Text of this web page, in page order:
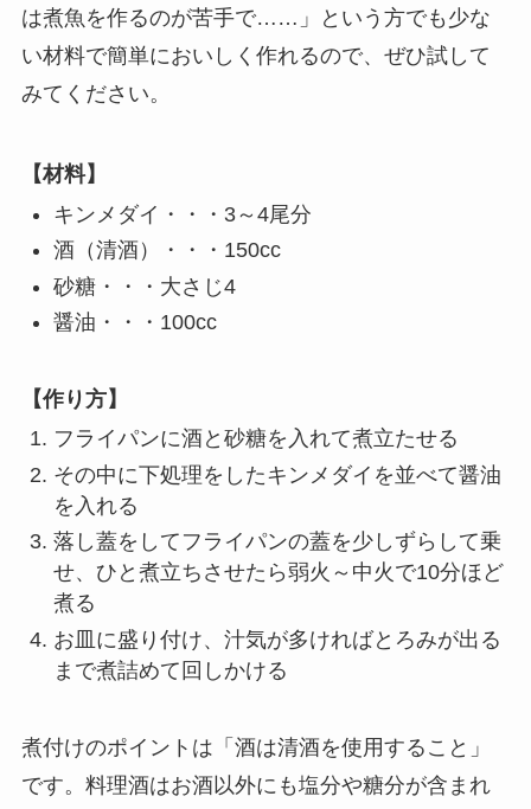
は煮魚を作るのが苦手で……」という方でも少な
い材料で簡単においしく作れるので、ぜひ試して
みてください。
【材料】
キンメダイ・・・3～4尾分
酒（清酒）・・・150cc
砂糖・・・大さじ4
醤油・・・100cc
【作り方】
フライパンに酒と砂糖を入れて煮立たせる
その中に下処理をしたキンメダイを並べて醤油
を入れる
落し蓋をしてフライパンの蓋を少しずらして乗
せ、ひと煮立ちさせたら弱火～中火で10分ほど
煮る
お皿に盛り付け、汁気が多ければとろみが出る
まで煮詰めて回しかける
煮付けのポイントは「酒は清酒を使用すること」
です。料理酒はお酒以外にも塩分や糖分が含まれ